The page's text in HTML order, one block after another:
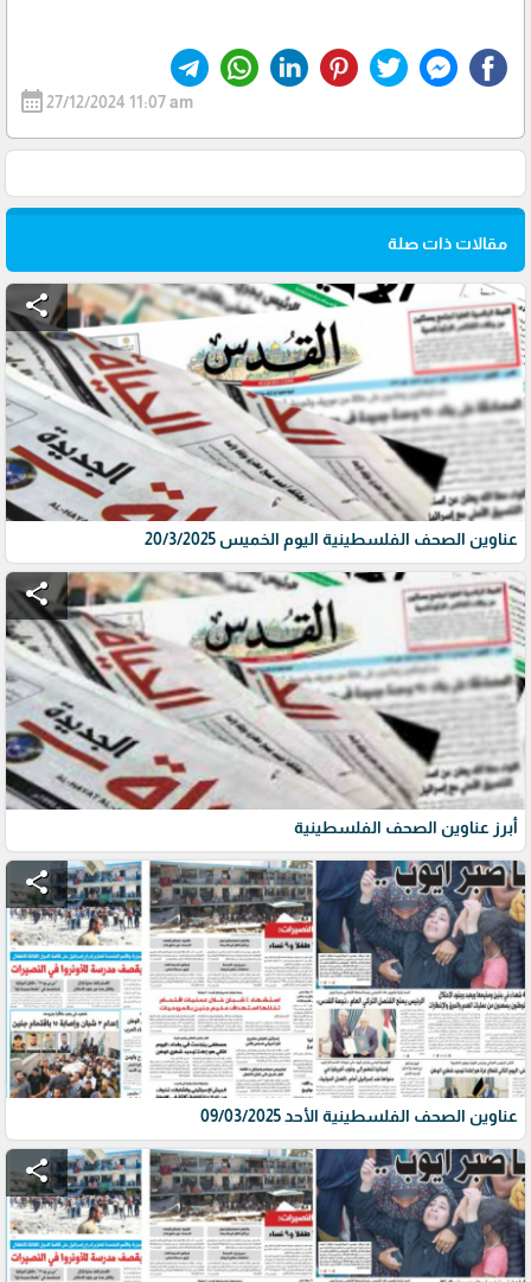
calendar_month27/12/2024 11:07 am
مقالات ذات صلة
share
عناوين الصحف الفلسطينية اليوم الخميس 20/3/2025
share
أبرز عناوين الصحف الفلسطينية
share
عناوين الصحف الفلسطينية الأحد 09/03/2025
share